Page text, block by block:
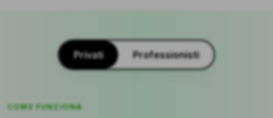
Privati Professionisti
COME FUNZIONA